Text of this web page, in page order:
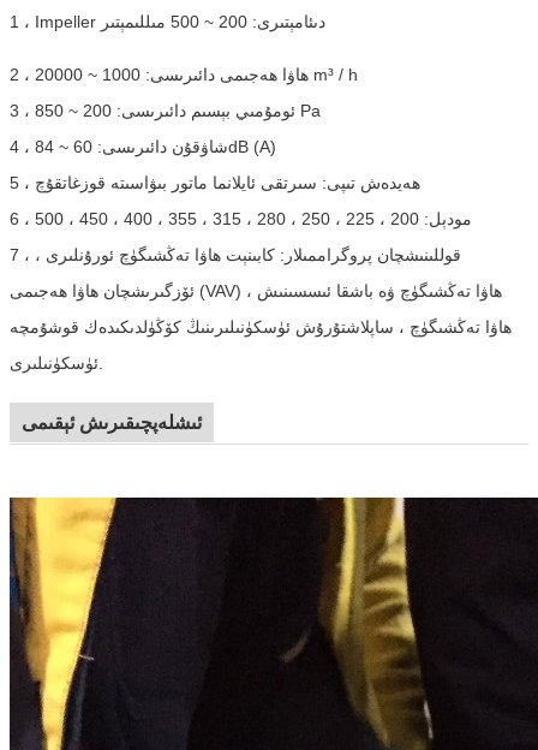
1 ، Impeller دىئامېتىرى: 200 ~ 500 مىللىمېتىر
2 ، ھاۋا ھەجىمى دائىرىسى: 1000 ~ 20000 m³ / h
3 ، ئومۇمىي بېسىم دائىرىسى: 200 ~ 850 Pa
4 ، شاۋقۇن دائىرىسى: 60 ~ 84dB (A)
5 ، ھەيدەش تىپى: سىرتقى ئايلانما ماتور بىۋاسىتە قوزغاتقۇچ
6 ، مودېل: 200 ، 225 ، 250 ، 280 ، 315 ، 355 ، 400 ، 450 ، 500
7 ، قوللىنىشچان پروگراممىلار: كابىنېت ھاۋا تەڭشىگۈچ ئورۇنلىرى ،
ئۆزگىرىشچان ھاۋا ھەجىمى (VAV) ھاۋا تەڭشىگۈچ ۋە باشقا ئىسسىنىش ،
ھاۋا تەڭشىگۈچ ، ساپلاشتۇرۇش ئۈسكۈنىلىرىنىڭ كۆڭۈلدىكىدەك قوشۇمچە
ئىشلەپچىقىرىش ئېقىمى